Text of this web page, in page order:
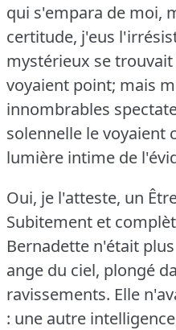
qui s'empara de moi,
certitude, j'eus
mystérieux se trouvait
voyaient point; mais
innombrables
solennelle le voyaient
lumière intime de
Oui, je l'atteste, un
Subitement et
Bernadette n'était
ange du ciel, plongé
ravissements. Elle
: une autre